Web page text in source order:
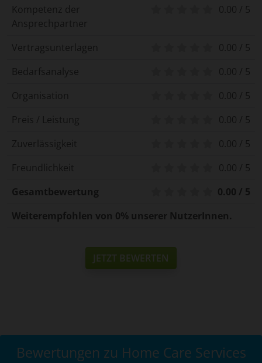
Kompetenz der
Ansprechpartner
0.00 / 5
Vertragsunterlagen
0.00 / 5
Bedarfsanalyse
0.00 / 5
Organisation
0.00 / 5
Preis / Leistung
0.00 / 5
Zuverlässigkeit
0.00 / 5
Freundlichkeit
0.00 / 5
Gesamtbewertung
0.00 / 5
Weiterempfohlen von 0% unserer NutzerInnen.
JETZT BEWERTEN
Bewertungen zu Home Care Services